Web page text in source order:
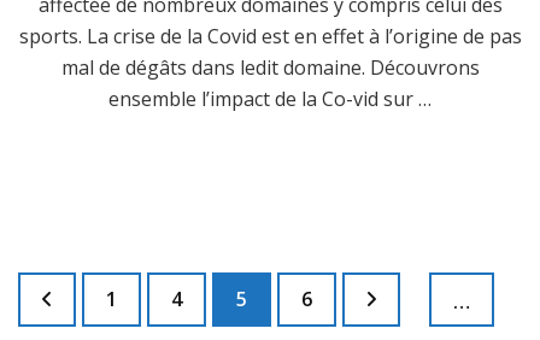
sports. La crise de la Covid est en effet à l’origine de pas
mal de dégâts dans ledit domaine. Découvrons
ensemble l’impact de la Co-vid sur …
Pagination
des Page
1 …
Page
4 Page
5 Page
6